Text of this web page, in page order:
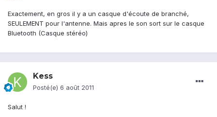
Exactement, en gros il y a un casque d'écoute de branché,
SEULEMENT pour l'antenne. Mais apres le son sort sur le casque
Bluetooth (Casque stéréo)
Kess
Posté(e) 6 août 2011
Salut !